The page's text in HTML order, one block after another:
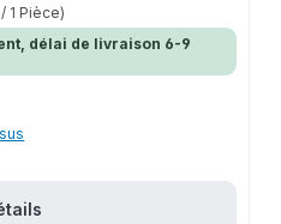
1 Pièce)
délai de livraison 6-9